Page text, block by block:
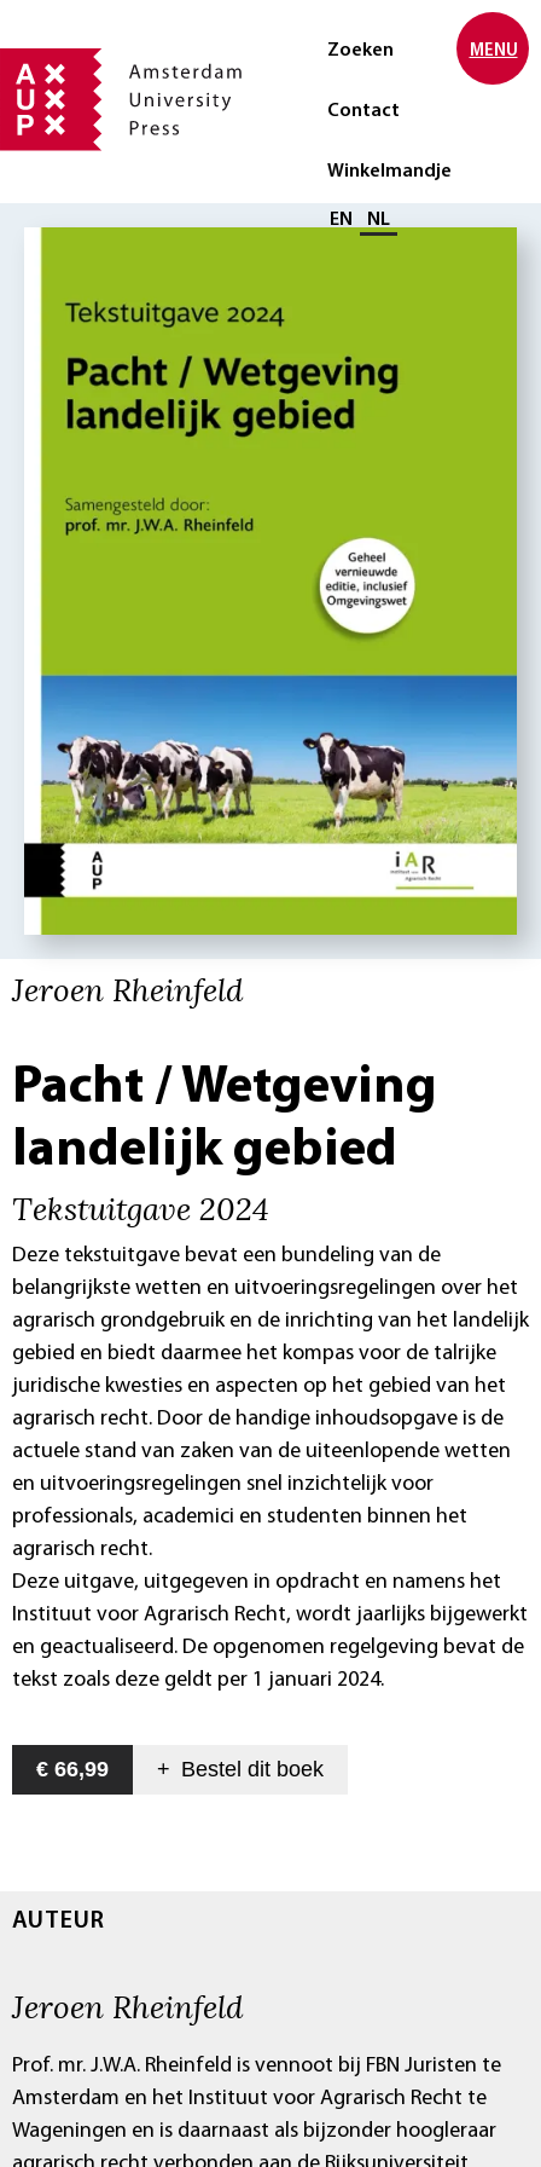
Zoeken
Contact
Winkelmandje
Selecteer taal
EN NL
MENU
Jeroen Rheinfeld
Pacht / Wetgeving
landelijk gebied
Tekstuitgave 2024
Deze tekstuitgave bevat een bundeling van de
belangrijkste wetten en uitvoeringsregelingen over het
agrarisch grondgebruik en de inrichting van het landelijk
gebied en biedt daarmee het kompas voor de talrijke
juridische kwesties en aspecten op het gebied van het
agrarisch recht. Door de handige inhoudsopgave is de
actuele stand van zaken van de uiteenlopende wetten
en uitvoeringsregelingen snel inzichtelijk voor
professionals, academici en studenten binnen het
agrarisch recht.
Deze uitgave, uitgegeven in opdracht en namens het
Instituut voor Agrarisch Recht, wordt jaarlijks bijgewerkt
en geactualiseerd. De opgenomen regelgeving bevat de
tekst zoals deze geldt per 1 januari 2024.
€ 66,99 + Bestel dit boek
AUTEUR
Jeroen Rheinfeld
Prof. mr. J.W.A. Rheinfeld is vennoot bij FBN Juristen te
Amsterdam en het Instituut voor Agrarisch Recht te
Wageningen en is daarnaast als bijzonder hoogleraar